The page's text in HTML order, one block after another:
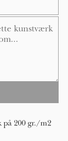
på 200 gr./m2